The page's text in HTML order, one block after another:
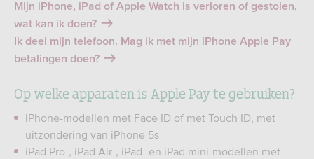
Mijn iPhone, iPad of Apple Watch is verloren of gestolen,
wat kan ik doen?
Ik deel mijn telefoon. Mag ik met mijn iPhone Apple Pay
betalingen doen?
Op welke apparaten is Apple Pay te gebruiken?
iPhone-modellen met Face ID of met Touch ID, met
uitzondering van iPhone 5s
iPad Pro-, iPad Air-, iPad- en iPad mini-modellen met